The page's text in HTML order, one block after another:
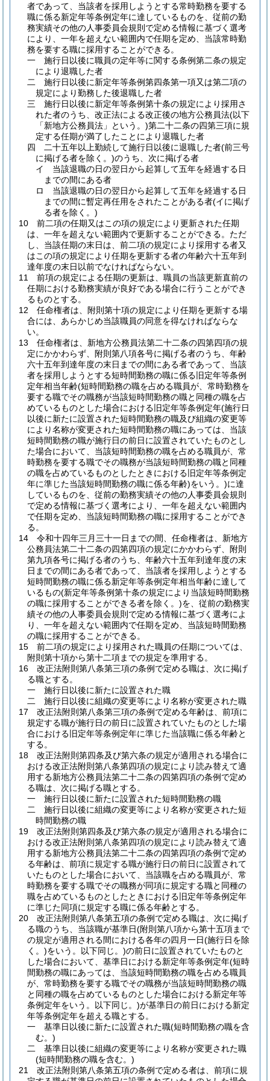
者であって、当該者を採用しようとする常時勤務を要する
職に係る新定年等条例定年に達しているものを、従前の勤
務実績その他の人事委員会規則で定める情報に基づく選考
により、一年を超えない範囲内で任期を定め、当該常時勤
務を要する職に採用することができる。
一
施行日以後に職員の定年等に関する条例第二条の規定
により退職した者
二
施行日以後に新定年等条例第四条第一項又は第二項の
規定により勤務した後退職した者
三
施行日以後に新定年等条例第十条の規定により採用さ
れた者のうち、改正法による改正後の地方公務員法(以下
「新地方公務員法」という。)第二十二条の四第三項に規
定する任期が満了したことにより退職した者
四
二十五年以上勤続して施行日以後に退職した者(前三号
に掲げる者を除く。)のうち、次に掲げる者
イ
当該退職の日の翌日から起算して五年を経過する日
までの間にある者
ロ
当該退職の日の翌日から起算して五年を経過する日
までの間に暫定再任用をされたことがある者(イに掲げ
る者を除く。)
10
前二項の任期又はこの項の規定により更新された任期
は、一年を超えない範囲内で更新することができる。 ただ
し、当該任期の末日は、前二項の規定により採用する者又
はこの項の規定により任期を更新する者の年齢六十五年到
達年度の末日以前でなければならない。
11
前項の規定による任期の更新は、職員の当該更新直前の
任期における勤務実績が良好である場合に行うことができ
るものとする。
12
任命権者は、附則第十項の規定により任期を更新する場
合には、あらかじめ当該職員の同意を得なければならな
い。
13
任命権者は、新地方公務員法第二十二条の四第四項の規
定にかかわらず、附則第八項各号に掲げる者のうち、年齢
六十五年到達年度の末日までの間にある者であって、当該
者を採用しようとする短時間勤務の職に係る旧定年等条例
定年相当年齢(短時間勤務の職を占める職員が、常時勤務を
要する職でその職務が当該短時間勤務の職と同種の職を占
めているものとした場合における旧定年等条例定年(施行日
以後に新たに設置された短時間勤務の職及び組織の変更等
により名称が変更された短時間勤務の職にあっては、当該
短時間勤務の職が施行日の前日に設置されていたものとし
た場合において、当該短時間勤務の職を占める職員が、常
時勤務を要する職でその職務が当該短時間勤務の職と同種
の職を占めているものとしたときにおける旧定年等条例定
年に準じた当該短時間勤務の職に係る年齢)をいう。)に達
しているものを、従前の勤務実績その他の人事委員会規則
で定める情報に基づく選考により、一年を超えない範囲内
で任期を定め、当該短時間勤務の職に採用することができ
る。
14
令和十四年三月三十一日までの間、任命権者は、新地方
公務員法第二十二条の四第四項の規定にかかわらず、附則
第九項各号に掲げる者のうち、年齢六十五年到達年度の末
日までの間にある者であって、当該者を採用しようとする
短時間勤務の職に係る新定年等条例定年相当年齢に達して
いるもの(新定年等条例第十条の規定により当該短時間勤務
の職に採用することができる者を除く。)を、従前の勤務実
績その他の人事委員会規則で定める情報に基づく選考によ
り、一年を超えない範囲内で任期を定め、当該短時間勤務
の職に採用することができる。
15
前二項の規定により採用された職員の任期については、
附則第十項から第十二項までの規定を準用する。
16
改正法附則第八条第三項の条例で定める職は、次に掲げ
る職とする。
一
施行日以後に新たに設置された職
二
施行日以後に組織の変更等により名称が変更された職
17
改正法附則第八条第三項の条例で定める年齢は、前項に
規定する職が施行日の前日に設置されていたものとした場
合における旧定年等条例定年に準じた当該職に係る年齢と
する。
18
改正法附則第四条及び第六条の規定が適用される場合に
おける改正法附則第八条第四項の規定により読み替えて適
用する新地方公務員法第二十二条の四第四項の条例で定め
る職は、次に掲げる職とする。
一
施行日以後に新たに設置された短時間勤務の職
二
施行日以後に組織の変更等により名称が変更された短
時間勤務の職
19
改正法附則第四条及び第六条の規定が適用される場合に
おける改正法附則第八条第四項の規定により読み替えて適
用する新地方公務員法第二十二条の四第四項の条例で定め
る年齢は、前項に規定する職が施行日の前日に設置されて
いたものとした場合において、当該職を占める職員が、常
時勤務を要する職でその職務が同項に規定する職と同種の
職を占めているものとしたときにおける旧定年等条例定年
に準じた同項に規定する職に係る年齢とする。
20
改正法附則第八条第五項の条例で定める職は、次に掲げ
る職のうち、当該職が基準日(附則第八項から第十五項まで
の規定が適用される間における各年の四月一日(施行日を除
く。)をいう。以下同じ。)の前日に設置されていたものと
した場合において、基準日における新定年等条例定年(短時
間勤務の職にあっては、当該短時間勤務の職を占める職員
が、常時勤務を要する職でその職務が当該短時間勤務の職
と同種の職を占めているものとした場合における新定年等
条例定年をいう。以下同じ。)が基準日の前日における新定
年等条例定年を超える職とする。
一
基準日以後に新たに設置された職(短時間勤務の職を含
む。)
二
基準日以後に組織の変更等により名称が変更された職
(短時間勤務の職を含む。)
21
改正法附則第八条第五項の条例で定める者は、前項に規